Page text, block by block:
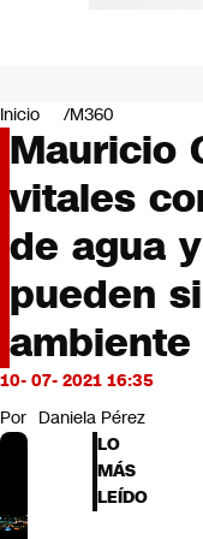
Negocios
Deportes
Programas
Cultura
Servicios
Bits
CNN Data
CNN tiempo
Futuro 360
Opinión
Inicio M360
Mauricio
vitales
de agua
pueden
10- 07- 2021 16:35
Por Daniela Pérez
LO
MÁS
LEÍDO